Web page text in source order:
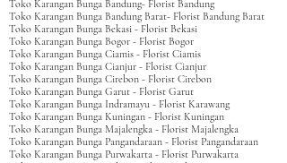
Toko Karangan Bunga Bandung- Florist Bandung
Toko Karangan Bunga Bandung Barat- Florist Bandung Barat
Toko Karangan Bunga Bekasi - Florist Bekasi
Toko Karangan Bunga Bogor - Florist Bogor
Toko Karangan Bunga Ciamis - Florist Ciamis
Toko Karangan Bunga Cianjur - Florist Cianjur
Toko Karangan Bunga Cirebon - Florist Cirebon
Toko Karangan Bunga Garut - Florist Garut
Toko Karangan Bunga Indramayu - Florist Karawang
Toko Karangan Bunga Kuningan - Florist Kuningan
Toko Karangan Bunga Majalengka - Florist Majalengka
Toko Karangan Bunga Pangandaraan - Florist Pangandaraan
Toko Karangan Bunga Purwakarta - Florist Purwakarta